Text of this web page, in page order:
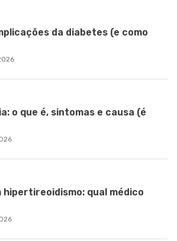
da diabetes (e como
o que é, sintomas e causa (é
hipertireoidismo: qual médico